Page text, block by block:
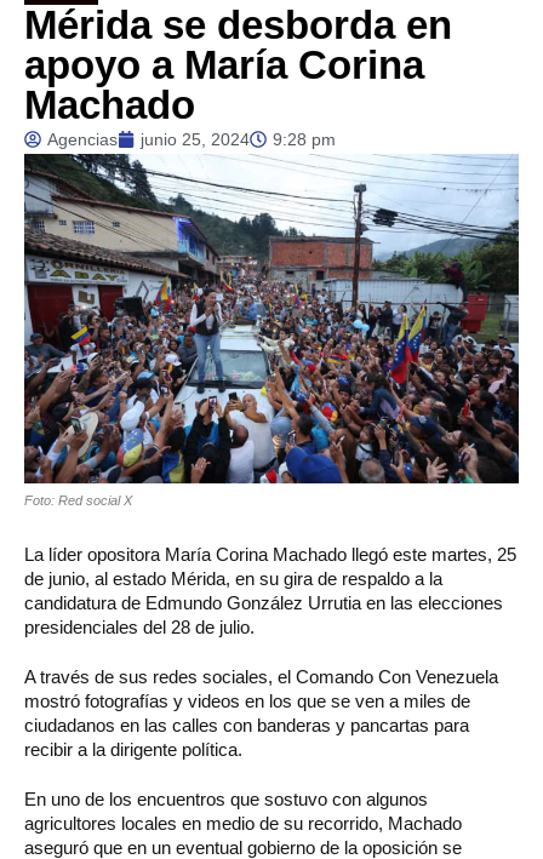
Mérida se desborda en
apoyo a María Corina
Machado
Agencias junio 25, 2024 9:28 pm
Foto: Red social X
La líder opositora María Corina Machado llegó este martes, 25
de junio, al estado Mérida, en su gira de respaldo a la
candidatura de Edmundo González Urrutia en las elecciones
presidenciales del 28 de julio.
A través de sus redes sociales, el Comando Con Venezuela
mostró fotografías y videos en los que se ven a miles de
ciudadanos en las calles con banderas y pancartas para
recibir a la dirigente política.
En uno de los encuentros que sostuvo con algunos
agricultores locales en medio de su recorrido, Machado
aseguró que en un eventual gobierno de la oposición se